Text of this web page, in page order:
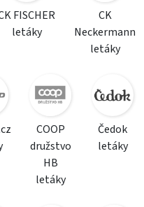
FISCHER
letáky
CK
Neckermann
letáky
COOP
družstvo
HB
letáky
Čedok
letáky